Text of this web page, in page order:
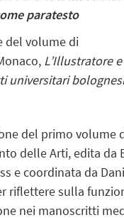
paratesto
del volume di
L’Illustratore
universitari
del primo volume
delle Arti, edita da
e coordinata da
riflettere sulla
nei manoscritti